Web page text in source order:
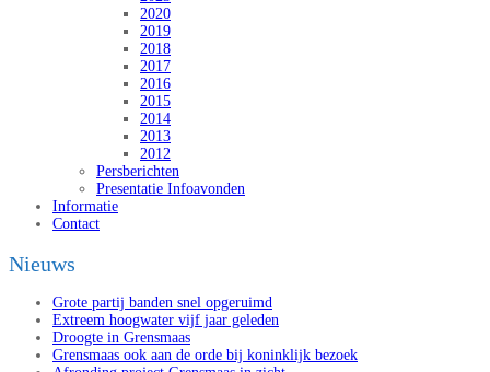
2020
2019
2018
2017
2016
2015
2014
2013
2012
Persberichten
Presentatie Infoavonden
Informatie
Contact
Nieuws
Grote partij banden snel opgeruimd
Extreem hoogwater vijf jaar geleden
Droogte in Grensmaas
Grensmaas ook aan de orde bij koninklijk bezoek